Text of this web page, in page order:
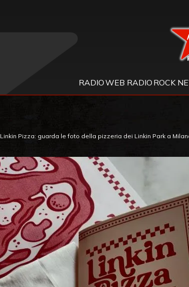
RADIOWEB RADIO ROCK
Linkin Pizza: guarda le foto della pizzeria dei Linkin Park a